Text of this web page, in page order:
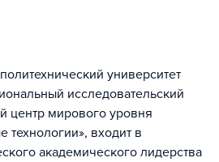
университет
исследовательский
центр мирового уровня
входит в
академического лидерства